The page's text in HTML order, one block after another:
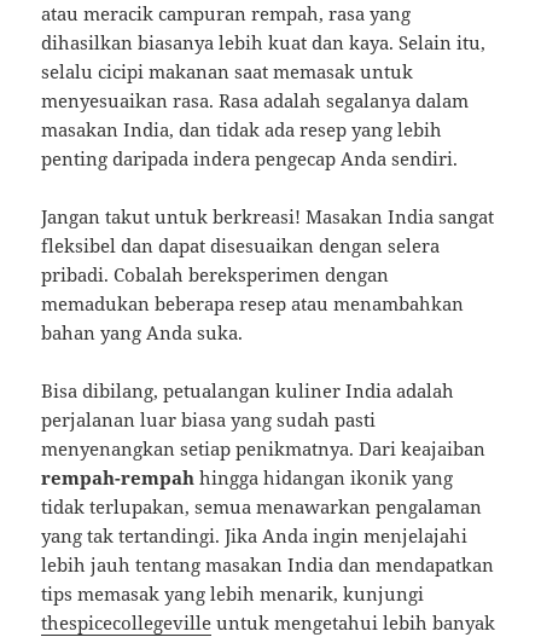
atau meracik campuran rempah, rasa yang
dihasilkan biasanya lebih kuat dan kaya. Selain itu,
selalu cicipi makanan saat memasak untuk
menyesuaikan rasa. Rasa adalah segalanya dalam
masakan India, dan tidak ada resep yang lebih
penting daripada indera pengecap Anda sendiri.
Jangan takut untuk berkreasi! Masakan India sangat
fleksibel dan dapat disesuaikan dengan selera
pribadi. Cobalah bereksperimen dengan
memadukan beberapa resep atau menambahkan
bahan yang Anda suka.
Bisa dibilang, petualangan kuliner India adalah
perjalanan luar biasa yang sudah pasti
menyenangkan setiap penikmatnya. Dari keajaiban
rempah-rempah hingga hidangan ikonik yang
tidak terlupakan, semua menawarkan pengalaman
yang tak tertandingi. Jika Anda ingin menjelajahi
lebih jauh tentang masakan India dan mendapatkan
tips memasak yang lebih menarik, kunjungi
thespicecollegeville untuk mengetahui lebih banyak